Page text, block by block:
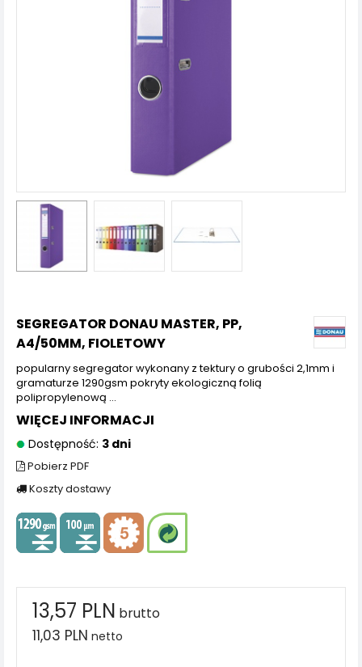
SEGREGATOR DONAU MASTER, PP,
A4/50MM, FIOLETOWY
popularny segregator wykonany z tektury o grubości 2,1mm i
gramaturze 1290gsm pokryty ekologiczną folią
polipropylenową ...
WIĘCEJ INFORMACJI
Dostępność: 3 dni
Pobierz PDF
Koszty dostawy
13,57 PLN brutto
11,03 PLN netto